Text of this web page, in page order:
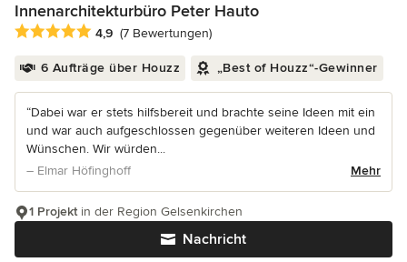
Innenarchitekturbüro Peter Hauto
Durchschnittliche Bewertung: 4.9 von 5 Sternen
4,9 (7 Bewertungen)
6 Aufträge über Houzz „Best of Houzz“-Gewinner
“Dabei war er stets hilfsbereit und brachte seine Ideen mit ein
und war auch aufgeschlossen gegenüber weiteren Ideen und
Wünschen. Wir würden...
– Elmar Höfinghoff
Mehr
Nachricht
1 Projektin der Region Gelsenkirchen